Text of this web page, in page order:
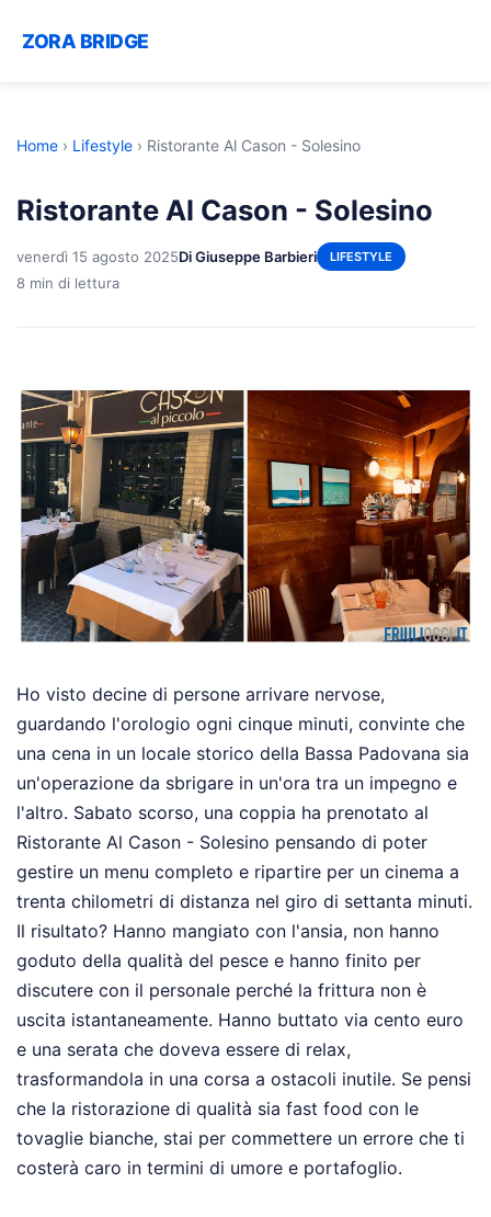
ZORA BRIDGE
Home › Lifestyle › Ristorante Al Cason - Solesino
Ristorante Al Cason - Solesino
venerdì 15 agosto 2025Di Giuseppe Barbieri LIFESTYLE
8 min di lettura
Ho visto decine di persone arrivare nervose,
guardando l'orologio ogni cinque minuti, convinte che
una cena in un locale storico della Bassa Padovana sia
un'operazione da sbrigare in un'ora tra un impegno e
l'altro. Sabato scorso, una coppia ha prenotato al
Ristorante Al Cason - Solesino pensando di poter
gestire un menu completo e ripartire per un cinema a
trenta chilometri di distanza nel giro di settanta minuti.
Il risultato? Hanno mangiato con l'ansia, non hanno
goduto della qualità del pesce e hanno finito per
discutere con il personale perché la frittura non è
uscita istantaneamente. Hanno buttato via cento euro
e una serata che doveva essere di relax,
trasformandola in una corsa a ostacoli inutile. Se pensi
che la ristorazione di qualità sia fast food con le
tovaglie bianche, stai per commettere un errore che ti
costerà caro in termini di umore e portafoglio.